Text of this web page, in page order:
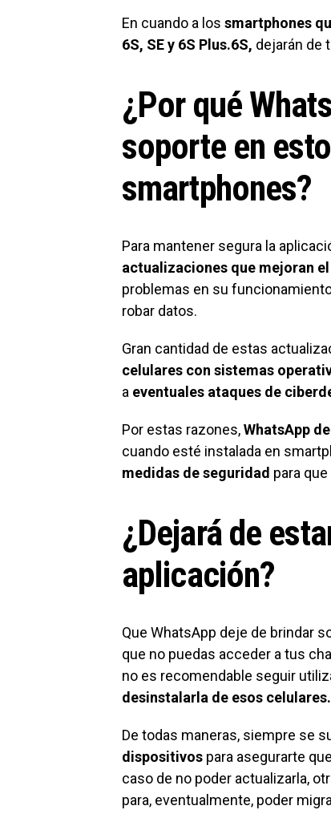
En cuando a los smartphones
6S, SE y 6S Plus.6S, dejarán de
¿Por qué
soporte en
smartphones?
Para mantener segura la
actualizaciones que mejoran
problemas en su
robar datos.
Gran cantidad de estas
celulares con sistemas
a eventuales ataques de
Por estas razones,WhatsApp
cuando esté instalada en
medidas de seguridad para
¿Dejará de
aplicación?
Que WhatsApp deje de brindar
que no puedas acceder a tus
no es recomendable seguir
desinstalarla de esos celulares.
De todas maneras, siempre se
dispositivos para asegurarte
caso de no poder actualizarla,
para, eventualmente, poder